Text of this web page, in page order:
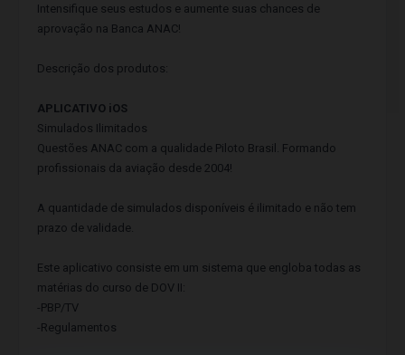
Intensifique seus estudos e aumente suas chances de
aprovação na Banca ANAC!
Descrição dos produtos:
APLICATIVO iOS
Simulados Ilimitados
Questões ANAC com a qualidade Piloto Brasil. Formando
profissionais da aviação desde 2004!
A quantidade de simulados disponíveis é ilimitado e não tem
prazo de validade.
Este aplicativo consiste em um sistema que engloba todas as
matérias do curso de DOV II:
-PBP/TV
-Regulamentos